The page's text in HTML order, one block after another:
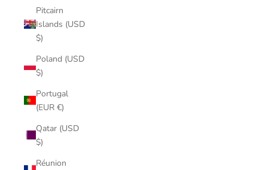
Pitcairn
Islands (USD
$)
Poland (USD
$)
Portugal
(EUR €)
Qatar (USD
$)
Réunion